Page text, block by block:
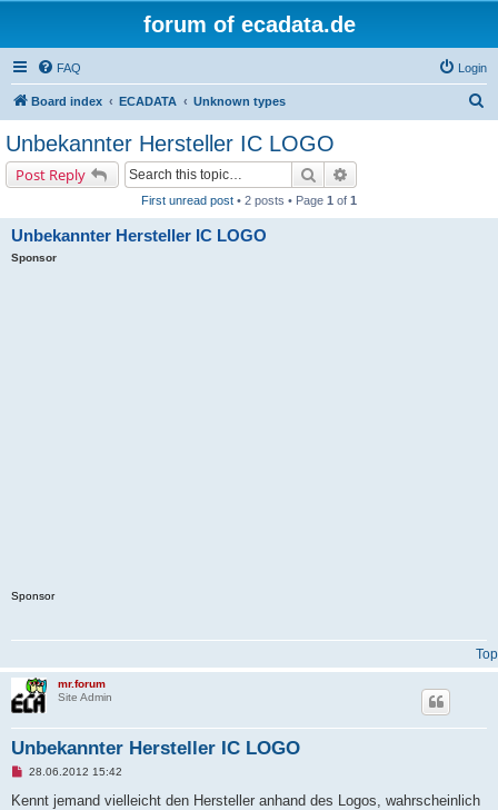
forum of ecadata.de
FAQ Login
Board index ECADATA Unknown types
Unbekannter Hersteller IC LOGO
Post Reply Search
First unread post • 2 posts • Page 1 of 1
Unbekannter Hersteller IC LOGO
Sponsor
Sponsor
Top
mr.forum
Site Admin
Unbekannter Hersteller IC LOGO
U
r
28.06.2012 15:42
Kennt jemand vielleicht den Hersteller anhand des Logos, wahrscheinlich